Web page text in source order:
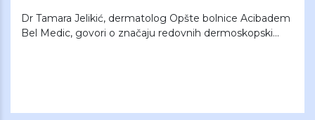
Dr Tamara Jelikić, dermatolog Opšte bolnice Acibadem
Bel Medic, govori o značaju redovnih dermoskopski...